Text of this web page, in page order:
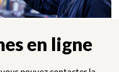
en ligne